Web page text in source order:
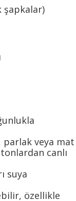
şapkalar)
parlak veya mat
tonlardan canlı
suya
özellikle